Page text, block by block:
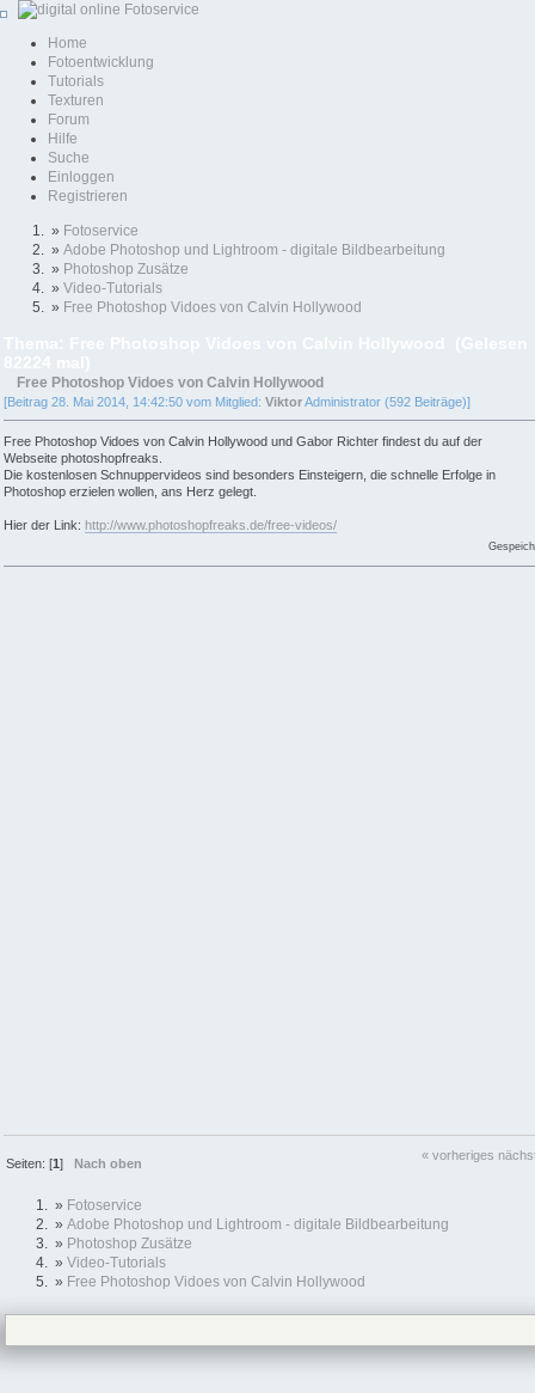
Home
Fotoentwicklung
Tutorials
Texturen
Forum
Hilfe
Suche
Einloggen
Registrieren
» Fotoservice
» Adobe Photoshop und Lightroom - digitale Bildbearbeitung
» Photoshop Zusätze
» Video-Tutorials
» Free Photoshop Vidoes von Calvin Hollywood
Free Photoshop Vidoes von Calvin Hollywood
[Beitrag 28. Mai 2014, 14:42:50 vom Mitglied: ViktorAdministrator (592 Beiträge)]
Free Photoshop Vidoes von Calvin Hollywood und Gabor Richter findest du auf der
Webseite photoshopfreaks.
Die kostenlosen Schnuppervideos sind besonders Einsteigern, die schnelle Erfolge in
Photoshop erzielen wollen, ans Herz gelegt.
Hier der Link: http://www.photoshopfreaks.de/free-videos/
Seiten: [1]Nach oben
« vorheriges
» Fotoservice
» Adobe Photoshop und Lightroom - digitale Bildbearbeitung
» Photoshop Zusätze
» Video-Tutorials
» Free Photoshop Vidoes von Calvin Hollywood